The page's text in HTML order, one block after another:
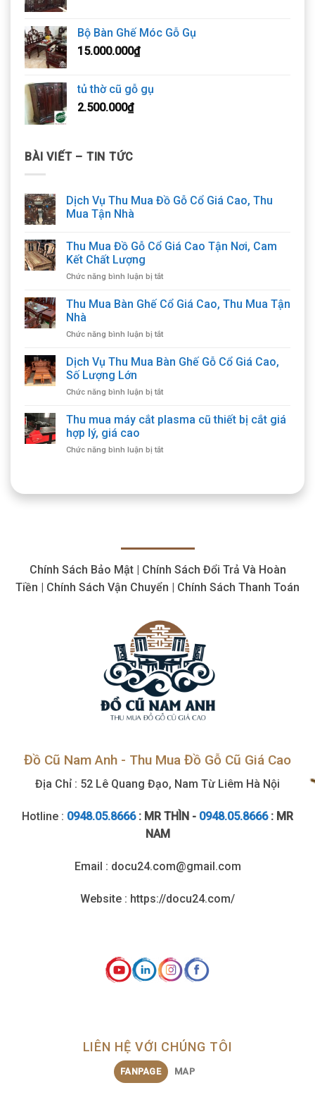
Bộ Bàn Ghế Móc Gỗ Gụ
15.000.000₫
tủ thờ cũ gỗ gụ
2.500.000₫
BÀI VIẾT – TIN TỨC
Dịch Vụ Thu Mua Đồ Gỗ Cổ Giá Cao, Thu
Mua Tận Nhà
Thu Mua Đồ Gỗ Cổ Giá Cao Tận Nơi, Cam
Kết Chất Lượng
Chức năng bình luận bị tắtở
Mua
Đồ
Cổ
Cao
Cam
Chất
Thu Mua Bàn Ghế Cổ Giá Cao, Thu Mua Tận
Nhà
Chức năng bình luận bị tắtở
Mua
Cổ
Cao,
Tận
Dịch Vụ Thu Mua Bàn Ghế Gỗ Cổ Giá Cao,
Số Lượng Lớn
Chức năng bình luận bị tắtở
Vụ
Bàn
Lớn
Thu mua máy cắt plasma cũ thiết bị cắt giá
hợp lý, giá cao
Chức năng bình luận bị tắtở
cắt
giá
hợp
lý,
Chính Sách Bảo Mật | Chính Sách Đổi Trả Và Hoàn
Tiền | Chính Sách Vận Chuyển | Chính Sách Thanh Toán
Đồ Cũ Nam Anh - Thu Mua Đồ Gỗ Cũ Giá Cao
Địa Chỉ : 52 Lê Quang Đạo, Nam Từ Liêm Hà Nội
Hotline : 0948.05.8666 : MR THÌN - 0948.05.8666: MR
NAM
Email : docu24.com@gmail.com
Website : https://docu24.com/
LIÊN HỆ VỚI CHÚNG TÔI
FANPAGE MAP